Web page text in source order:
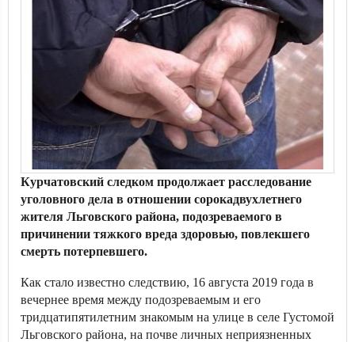
Курчатовский следком продолжает расследование
уголовного дела в отношении сорокадвухлетнего
жителя Льговского района, подозреваемого в
причинении тяжкого вреда здоровью, повлекшего
смерть потерпевшего.
Как стало известно следствию, 16 августа 2019 года в
вечернее время между подозреваемым и его
тридцатипятилетним знакомым на улице в селе Густомой
Льговского района, на почве личных неприязненных